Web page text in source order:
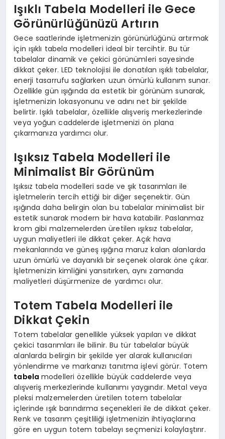
Işıklı Tabela Modelleri ile Gece
Görünürlüğünüzü Artırın
Gece saatlerinde işletmenizin görünürlüğünü artırmak
için ışıklı tabela modelleri ideal bir tercihtir. Bu tür
tabelalar dinamik ve çekici görünümleri sayesinde
dikkat çeker. LED teknolojisi ile donatılan ışıklı tabelalar,
enerji tasarrufu sağlarken uzun ömürlü kullanım sunar.
Özellikle gün ışığında da estetik bir görünüm sunarak,
işletmenizin lokasyonunu ve adını net bir şekilde
belirtir. Işıklı tabelalar, özellikle alışveriş merkezlerinde
veya yoğun caddelerde işletmenizi ön plana
çıkarmanıza yardımcı olur.
Işıksız Tabela Modelleri ile
Minimalist Bir Görünüm
Işıksız tabela modelleri sade ve şık tasarımları ile
işletmelerin tercih ettiği bir diğer seçenektir. Gün
ışığında daha belirgin olan bu tabelalar minimalist bir
estetik sunarak modern bir hava katabilir. Paslanmaz
krom gibi malzemelerden üretilen ışıksız tabelalar,
uygun maliyetleri ile dikkat çeker. Açık hava
mekanlarında ve güneş ışığına maruz kalan alanlarda
uzun ömürlü ve dayanıklı bir seçenek olarak öne çıkar.
İşletmenizin kimliğini yansıtırken, aynı zamanda
maliyetleri düşürmenize de yardımcı olur.
Totem Tabela Modelleri ile
Dikkat Çekin
Totem tabelalar genellikle yüksek yapıları ve dikkat
çekici tasarımları ile bilinir. Bu tür tabelalar büyük
alanlarda belirgin bir şekilde yer alarak kullanıcıları
yönlendirme ve markanızı tanıtma işlevi görür. Totem
tabela modelleri özellikle büyük caddelerde veya
alışveriş merkezlerinde kullanımı yaygındır. Metal veya
pleksi malzemelerden üretilen totem tabelalar
içlerinde ışık barındırma seçenekleri ile de dikkat çeker.
Renk ve tasarım çeşitliliği işletmenizin ihtiyaçlarına
göre en uygun totem tabelayı seçmenizi kolaylaştırır.